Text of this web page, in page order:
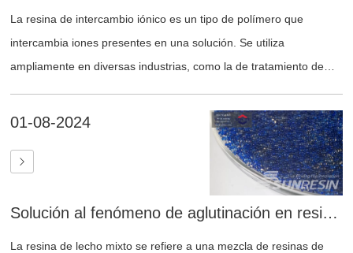
La resina de intercambio iónico es un tipo de polímero que
intercambia iones presentes en una solución. Se utiliza
ampliamente en diversas industrias, como la de tratamiento de
medioambiental. Las resinas de intercambio iónico pueden
eliminar impurezas, ablandar el agua, separar sustancias y
purificar productos.
01-08-2024
Solución al fenómeno de aglutinación en resina de lecho mixto
La resina de lecho mixto se refiere a una mezcla de resinas de